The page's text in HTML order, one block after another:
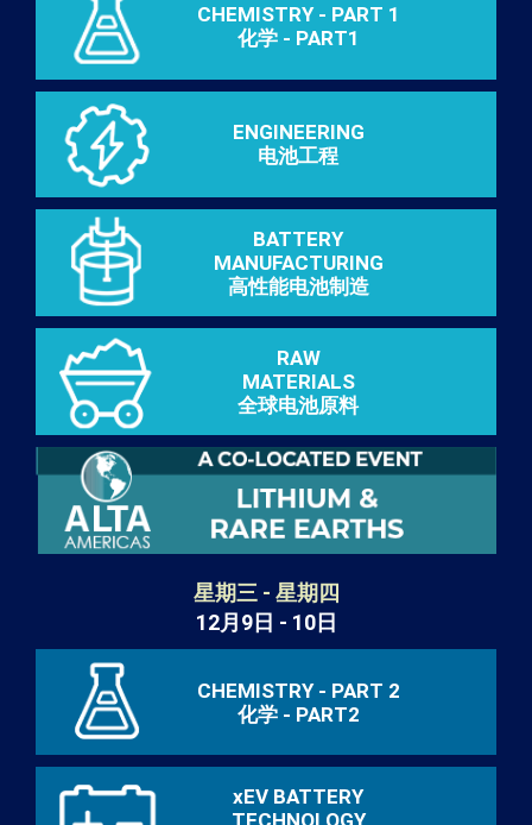
CHEMISTRY - PART 1
化学 - PART1
ENGINEERING
电池工程
BATTERY
MANUFACTURING
高性能电池制造
RAW
MATERIALS
全球电池原料
星期三 - 星期四
12月9日 - 10日
CHEMISTRY - PART 2
化学 - PART2
xEV BATTERY